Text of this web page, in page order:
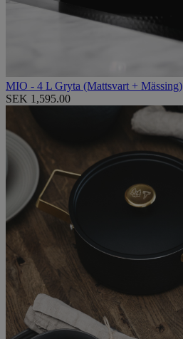
MIO - 4 L Gryta (Mattsvart + Mässing)
SEK 1,595.00